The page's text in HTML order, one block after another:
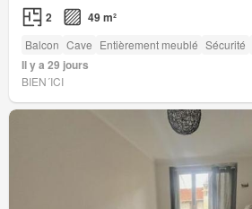
2 49 m²
Balcon Cave Entièrement meublé Sécurité
Il y a 29 jours
BIEN´ICI